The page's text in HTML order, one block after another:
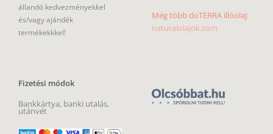
állandó kedvezményekkel
és/vagy ajándék
termékekkkel!
Fizetési módok
Bankkártya, banki utalás,
utánvét
Még több doTERRA illóolaj:
naturalolajok.com